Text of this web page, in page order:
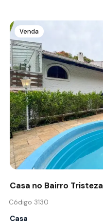
Venda
Casa no Bairro Tristeza
Código 3130
Casa